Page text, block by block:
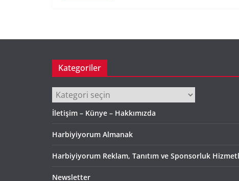
Kategoriler
Kategoriler
İletişim – Künye – Hakkımızda
Harbiyiyorum Almanak
Harbiyiyorum Reklam, Tanıtım ve Sponsorluk
Newsletter